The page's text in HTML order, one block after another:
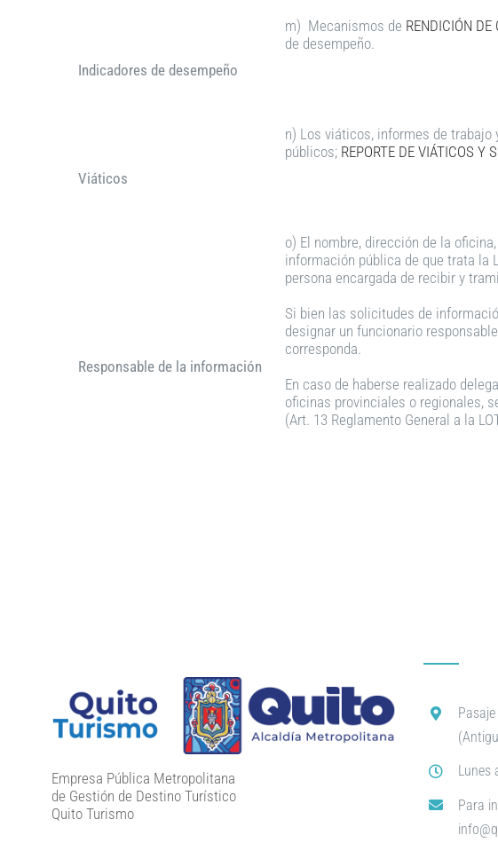
Indicadores de desempeño
m) Mecanismos de RENDICIÓN
de desempeño.
Viáticos
n) Los viáticos, informes de
públicos; REPORTE DE VIÁTICOS Y
Responsable de la información
o) El nombre, dirección de la
información pública de que trata la
persona encargada de recibir y
Si bien las solicitudes de
designar un funcionario
corresponda.
En caso de haberse realizado
oficinas provinciales o regionales,
(Art. 13 Reglamento General a la
Empresa Pública Metropolitana
de Gestión de Destino Turístico
Quito Turismo
Lunes
Para